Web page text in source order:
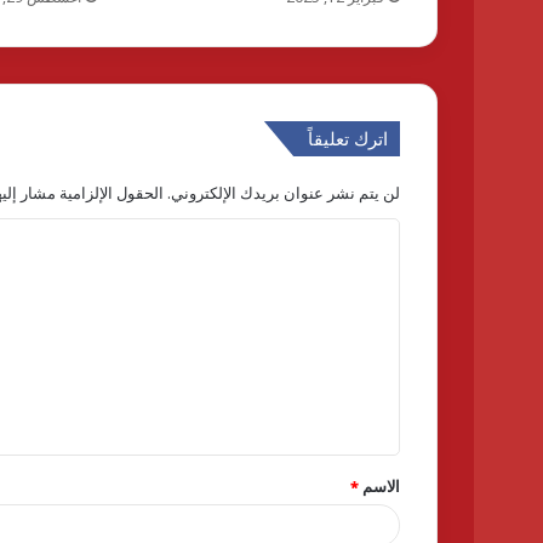
اترك تعليقاً
لن يتم نشر عنوان بريدك الإلكتروني. الحقول الإلزامية مشار
ق
*
الاسم *